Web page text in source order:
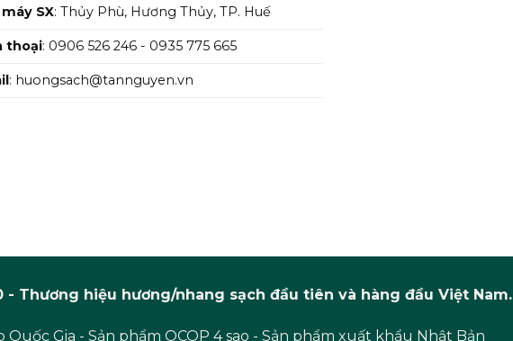
SX: Thủy Phù, Hương Thủy, TP. Huế
thoại: 0906 526 246 - 0935 775 665
: huongsach@tannguyen.vn
- Thương hiệu hương/nhang sạch đầu tiên và hàng đầu Việt Nam.
Gia - Sản phẩm OCOP 4 sao - Sản phẩm xuất khẩu Nhật Bản